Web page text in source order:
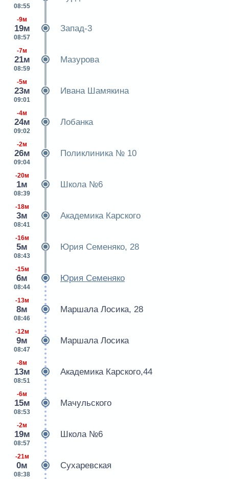
08:55
-9м
19м
08:57
Запад-3
-7м
21м
08:59
Мазурова
-5м
23м
09:01
Ивана Шамякина
-4м
24м
09:02
Лобанка
-2м
26м
09:04
Поликлиника № 10
-20м
1м
08:39
Школа №6
-18м
3м
08:41
Академика Карского
-16м
5м
08:43
Юрия Семеняко, 28
-15м
6м
08:44
Юрия Семеняко
-13м
8м
08:46
Маршала Лосика, 28
-12м
9м
08:47
Маршала Лосика
-8м
13м
08:51
Академика Карского,44
-6м
15м
08:53
Мачульского
-2м
19м
08:57
Школа №6
-21м
0м
08:38
Сухаревская